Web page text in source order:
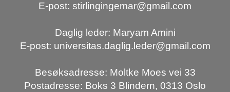
E-post: stirlingingemar@gmail.com
Daglig leder: Maryam Amini
E-post: universitas.daglig.leder@gmail.com
Besøksadresse: Moltke Moes vei 33
Postadresse: Boks 3 Blindern, 0313 Oslo